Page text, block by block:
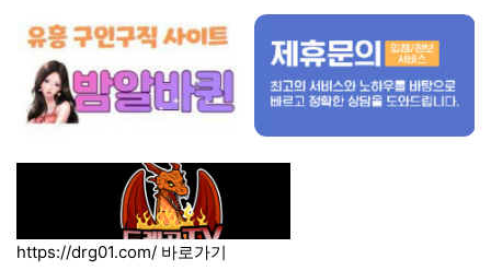
https://drg01.com/ 바로가기